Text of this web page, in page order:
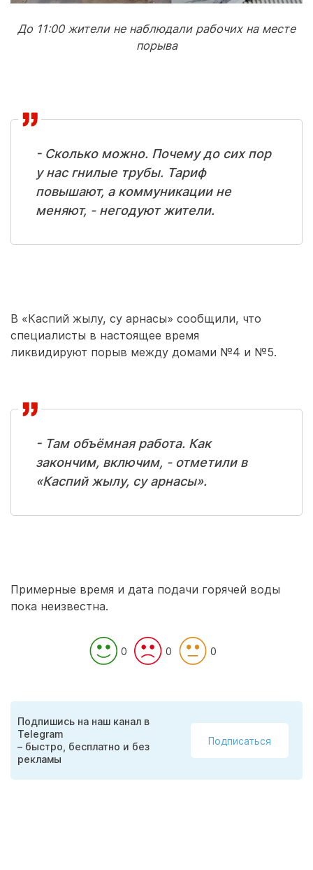
До 11:00 жители не наблюдали рабочих на месте
порыва
- Сколько можно. Почему до сих пор
у нас гнилые трубы. Тариф
повышают, а коммуникации не
меняют, - негодуют жители.
В «Каспий жылу, су арнасы» сообщили, что
специалисты в настоящее время
ликвидируют порыв между домами №4 и №5.
- Там объёмная работа. Как
закончим, включим, - отметили в
«Каспий жылу, су арнасы».
Примерные время и дата подачи горячей воды
пока неизвестна.
0 0 0
Подпишись на наш канал в
Telegram
– быстро, бесплатно и без
рекламы
Подписаться